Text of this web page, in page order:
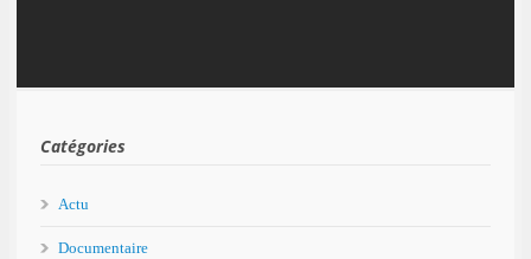
Catégories
Actu
Documentaire